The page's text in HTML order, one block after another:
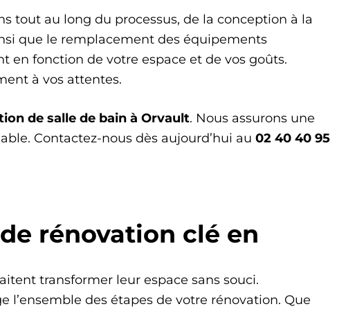
tout au long du processus, de la conception à la
que le remplacement des équipements
en fonction de votre espace et de vos goûts.
à vos attentes.
de salle de bain à Orvault. Nous assurons une
Contactez-nous dès aujourd’hui au 02 40 40 95
rénovation clé en
transformer leur espace sans souci.
l’ensemble des étapes de votre rénovation. Que